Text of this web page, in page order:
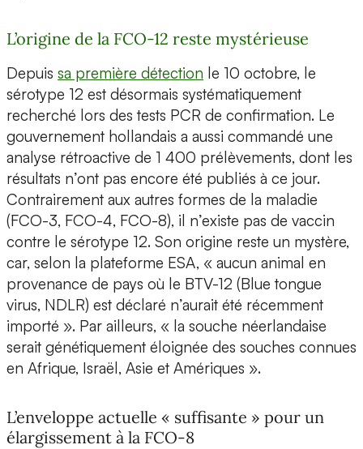
L’origine de la FCO-12 reste mystérieuse
Depuis sa première détection le 10 octobre, le
sérotype 12 est désormais systématiquement
recherché lors des tests PCR de confirmation. Le
gouvernement hollandais a aussi commandé une
analyse rétroactive de 1 400 prélèvements, dont les
résultats n’ont pas encore été publiés à ce jour.
Contrairement aux autres formes de la maladie
(FCO-3, FCO-4, FCO-8), il n’existe pas de vaccin
contre le sérotype 12. Son origine reste un mystère,
car, selon la plateforme ESA, « aucun animal en
provenance de pays où le BTV-12 (Blue tongue
virus, NDLR) est déclaré n’aurait été récemment
importé ». Par ailleurs, « la souche néerlandaise
serait génétiquement éloignée des souches connues
en Afrique, Israël, Asie et Amériques ».
L’enveloppe actuelle « suffisante » pour un
élargissement à la FCO-8